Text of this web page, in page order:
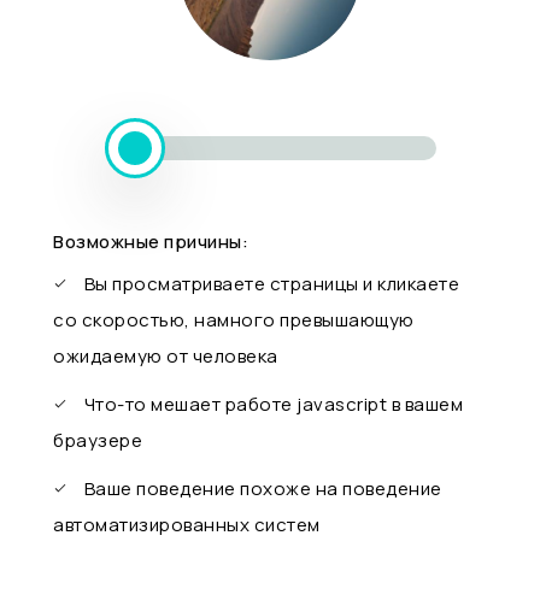
Возможные причины:
Вы просматриваете страницы и кликаете
со скоростью, намного превышающую
ожидаемую от человека
Что-то мешает работе javascript в вашем
браузере
Ваше поведение похоже на поведение
автоматизированных систем